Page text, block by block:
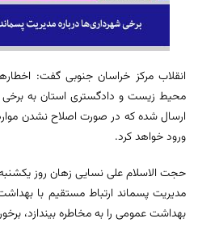
انقلاب مرکز خراسان جنوبی گفت:
محیط زیست و دادگستری استان به برخی
ارسال شده که در صورت اصلاح نشدن
ورود خواهد کرد.
حجت الاسلام علی نسایی زهان روز یکشنبه
مدیریت پسماند ارتباط مستقیم با
بهداشت عمومی را به مخاطره بیندازد،